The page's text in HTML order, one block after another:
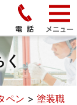
ペン > 塗装職